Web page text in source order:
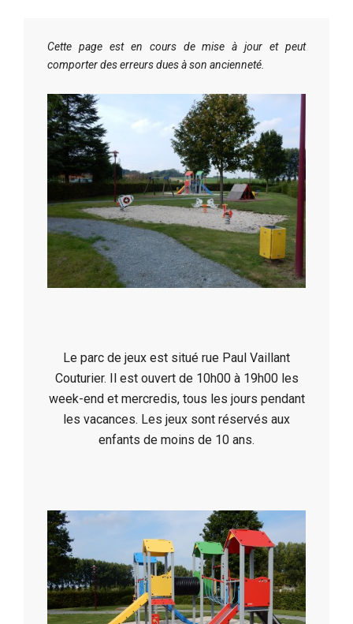
Cette page est en cours de mise à jour et peut
comporter des erreurs dues à son ancienneté.
Le parc de jeux est situé rue Paul Vaillant
Couturier. Il est ouvert de 10h00 à 19h00 les
week-end et mercredis, tous les jours pendant
les vacances. Les jeux sont réservés aux
enfants de moins de 10 ans.